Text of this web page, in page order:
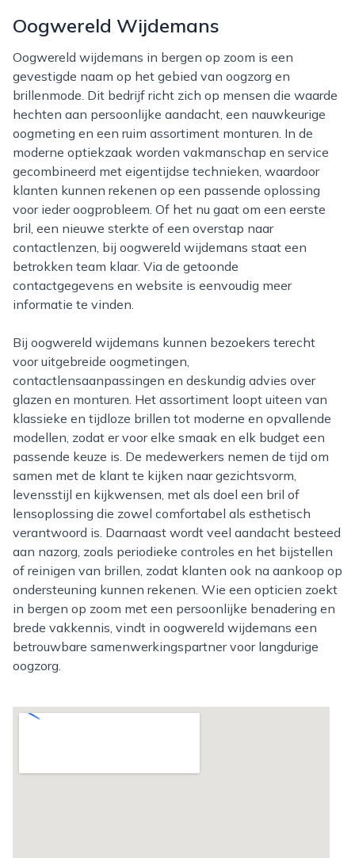
Oogwereld Wijdemans
Oogwereld wijdemans in bergen op zoom is een
gevestigde naam op het gebied van oogzorg en
brillenmode. Dit bedrijf richt zich op mensen die waarde
hechten aan persoonlijke aandacht, een nauwkeurige
oogmeting en een ruim assortiment monturen. In de
moderne optiekzaak worden vakmanschap en service
gecombineerd met eigentijdse technieken, waardoor
klanten kunnen rekenen op een passende oplossing
voor ieder oogprobleem. Of het nu gaat om een eerste
bril, een nieuwe sterkte of een overstap naar
contactlenzen, bij oogwereld wijdemans staat een
betrokken team klaar. Via de getoonde
contactgegevens en website is eenvoudig meer
informatie te vinden.
Bij oogwereld wijdemans kunnen bezoekers terecht
voor uitgebreide oogmetingen,
contactlensaanpassingen en deskundig advies over
glazen en monturen. Het assortiment loopt uiteen van
klassieke en tijdloze brillen tot moderne en opvallende
modellen, zodat er voor elke smaak en elk budget een
passende keuze is. De medewerkers nemen de tijd om
samen met de klant te kijken naar gezichtsvorm,
levensstijl en kijkwensen, met als doel een bril of
lensoplossing die zowel comfortabel als esthetisch
verantwoord is. Daarnaast wordt veel aandacht besteed
aan nazorg, zoals periodieke controles en het bijstellen
of reinigen van brillen, zodat klanten ook na aankoop op
ondersteuning kunnen rekenen. Wie een opticien zoekt
in bergen op zoom met een persoonlijke benadering en
brede vakkennis, vindt in oogwereld wijdemans een
betrouwbare samenwerkingspartner voor langdurige
oogzorg.